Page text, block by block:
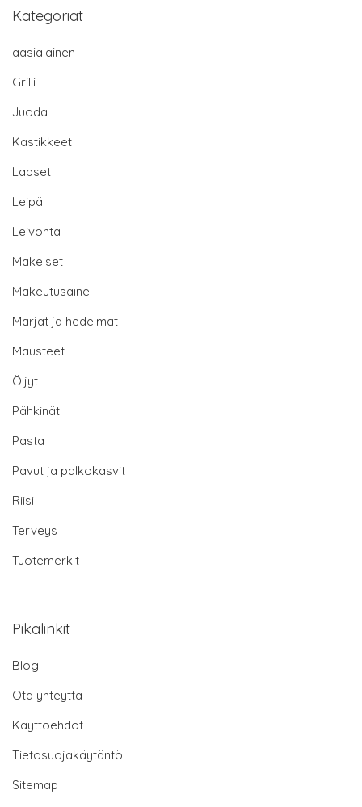
Kategoriat
aasialainen
Grilli
Juoda
Kastikkeet
Lapset
Leipä
Leivonta
Makeiset
Makeutusaine
Marjat ja hedelmät
Mausteet
Öljyt
Pähkinät
Pasta
Pavut ja palkokasvit
Riisi
Terveys
Tuotemerkit
Pikalinkit
Blogi
Ota yhteyttä
Käyttöehdot
Tietosuojakäytäntö
Sitemap